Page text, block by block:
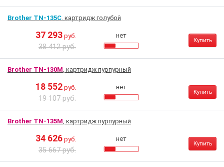
Brother TN-135C, картридж голубой
37 293 руб.
38 412 руб.
нет
Купить
Brother TN-130M, картридж пурпурный
18 552 руб.
19 107 руб.
нет
Купить
Brother TN-135M, картридж пурпурный
34 626 руб.
35 667 руб.
нет
Купить